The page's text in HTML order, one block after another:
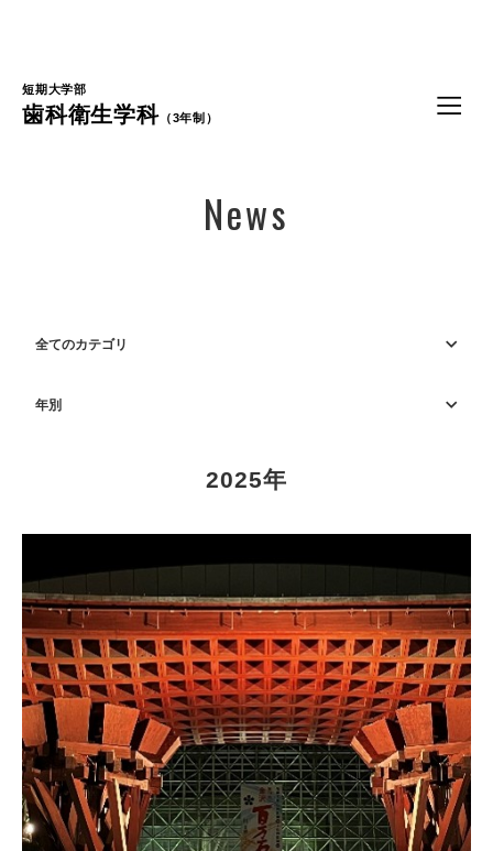
短期大学部
歯科衛生学科（3年制）
News
全てのカテゴリ
年別
2025年